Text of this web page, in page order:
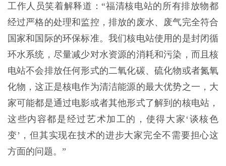
工作人员笑着解释道：“福清核电站的所有排放物都
经过严格的处理和监控，排放的废水、废气完全符合
国家和国际的环保标准。我们核电站使用的是封闭循
环水系统，尽量减少对水资源的消耗和污染，而且核
电站不会排放任何形式的二氧化碳、硫化物或者氮氧
化物，这正是核电作为清洁能源的最大优势之一，大
家可能都是通过电影或者其他形式了解到的核电站，
这些内容都是经过艺术加工的，使得大家‘谈核色
变’，但其实现在技术的进步大家完全不需要担心这
方面的问题。”